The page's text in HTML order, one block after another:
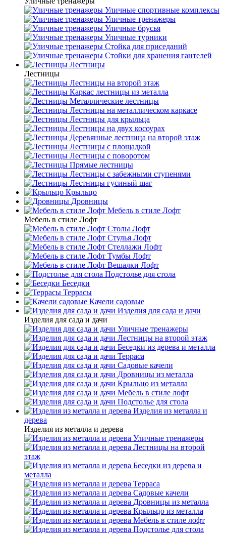
Уличные спортивные комплексы
Уличные тренажеры
Уличные брусья
Уличные турники
Cтойка для приседаний
Стойки для хранения гантелей
Лестницы
Лестницы
Лестницы на второй этаж
Каркас лестницы из металла
Металлические лестницы
Лестницы на металлическом каркасе
Лестницы для крыльца
Лестницы на двух косоурах
Деревянные лестница на второй этаж
Лестницы с площадкой
Лестницы с поворотом
Прямые лестницы
Лестницы с забежными ступенями
Лестницы гусиный шаг
Крыльцо
Дровницы
Мебель в стиле Лофт
Мебель в стиле Лофт
Столы Лофт
Стулья Лофт
Стеллажи Лофт
Тумбы Лофт
Вешалки Лофт
Подстолье для стола
Беседки
Террасы
Качели садовые
Изделия для сада и дачи
Изделия для сада и дачи
Уличные тренажеры
Лестницы на второй этаж
Беседки из дерева и металла
Терраса
Садовые качели
Дровницы из металла
Крыльцо из металла
Мебель в стиле лофт
Подстолье для стола
Изделия из металла и
дерева
Изделия из металла и дерева
Уличные тренажеры
Лестницы на второй
этаж
Беседки из дерева и
металла
Терраса
Садовые качели
Дровницы из металла
Крыльцо из металла
Мебель в стиле лофт
Подстолье для стола